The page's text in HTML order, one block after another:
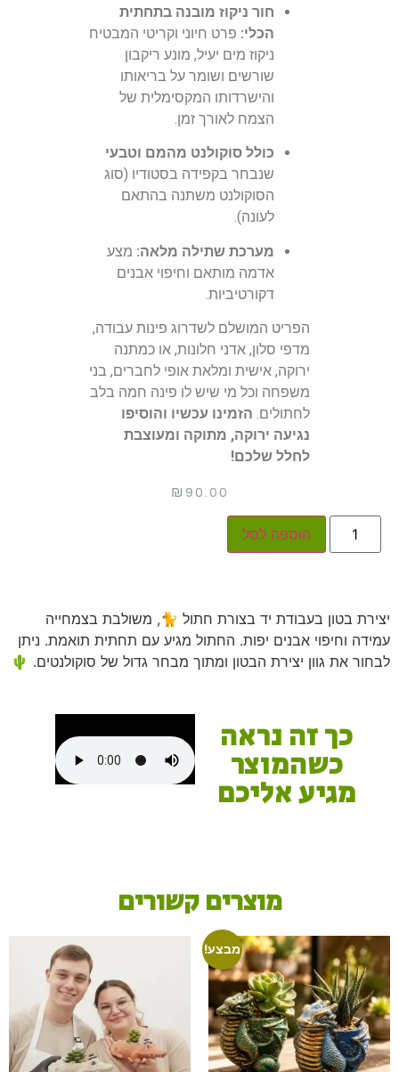
חור ניקוז מובנה בתחתית
הכלי: פרט חיוני וקריטי המבטיח
ניקוז מים יעיל, מונע ריקבון
שורשים ושומר על בריאותו
והישרדותו המקסימלית של
הצמח לאורך זמן.
כולל סוקולנט מהמם וטבעי
שנבחר בקפידה בסטודיו (סוג
הסוקולנט משתנה בהתאם
לעונה).
מערכת שתילה מלאה: מצע
אדמה מותאם וחיפוי אבנים
דקורטיביות.
הפריט המושלם לשדרוג פינות עבודה,
מדפי סלון, אדני חלונות, או כמתנה
ירוקה, אישית ומלאת אופי לחברים, בני
משפחה וכל מי שיש לו פינה חמה בלב
לחתולים. הזמינו עכשיו והוסיפו
נגיעה ירוקה, מתוקה ומעוצבת
לחלל שלכם!
₪ 90.00
הוספה לסל
יצירת בטון בעבודת יד בצורת חתול 🐈, משולבת בצמחייה
עמידה וחיפוי אבנים יפות. החתול מגיע עם תחתית תואמת. ניתן
לבחור את גוון יצירת הבטון ומתוך מבחר גדול של סוקולנטים. 🌵
כך זה נראה
כשהמוצר
מגיע אליכם
מוצריםקשור י
מבצע!